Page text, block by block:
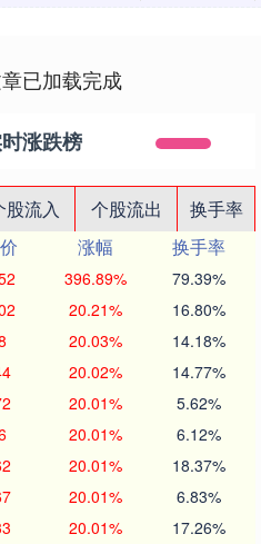
已加载完成
涨跌榜
股流入 个股流出
换手率
涨幅
换手率
396.89% 79.39%
20.21% 16.80%
20.03% 14.18%
20.02% 14.77%
20.01% 5.62%
20.01% 6.12%
20.01% 18.37%
20.01% 6.83%
20.01% 17.26%